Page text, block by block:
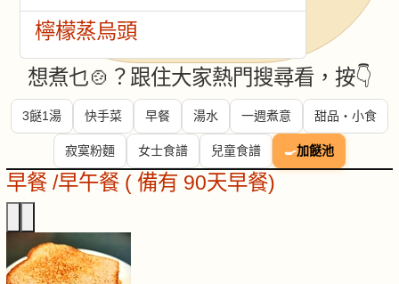
檸檬蒸烏頭
想煮乜🍲？跟住大家熱門搜尋看，按👇
3餸1湯 快手菜 早餐 湯水 一週煮意 甜品・小食
寂寞粉麵 女士食譜 兒童食譜 🍳加餸池
早餐 /早午餐 ( 備有 90天早餐)